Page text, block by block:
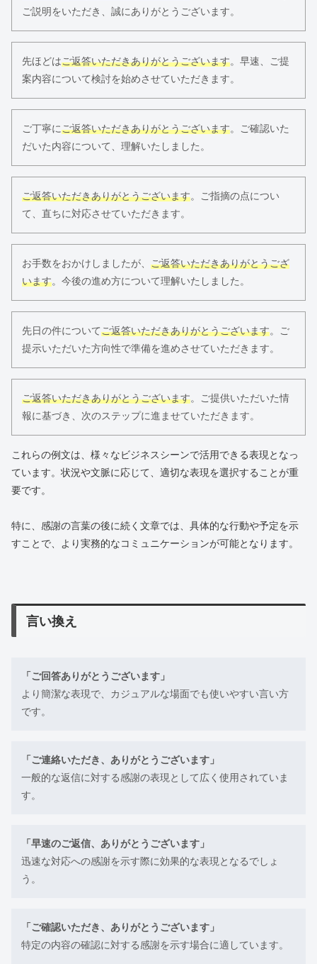
ご説明をいただき、誠にありがとうございます。
先ほどはご返答いただきありがとうございます。早速、ご提
案内容について検討を始めさせていただきます。
ご丁寧にご返答いただきありがとうございます。ご確認いた
だいた内容について、理解いたしました。
ご返答いただきありがとうございます。ご指摘の点につい
て、直ちに対応させていただきます。
お手数をおかけしましたが、 ご返答いただきありがとうござ
います。今後の進め方について理解いたしました。
先日の件についてご返答いただきありがとうございます。ご
提示いただいた方向性で準備を進めさせていただきます。
ご返答いただきありがとうございます。ご提供いただいた情
報に基づき、次のステップに進ませていただきます。
これらの例文は、様々なビジネスシーンで活用できる表現となっ
ています。状況や文脈に応じて、適切な表現を選択することが重
要です。
特に、感謝の言葉の後に続く文章では、具体的な行動や予定を示
すことで、より実務的なコミュニケーションが可能となります。
言い換え
「ご回答ありがとうございます」
より簡潔な表現で、カジュアルな場面でも使いやすい言い方
です。
「ご連絡いただき、ありがとうございます」
一般的な返信に対する感謝の表現として広く使用されていま
す。
「早速のご返信、ありがとうございます」
迅速な対応への感謝を示す際に効果的な表現となるでしょ
う。
「ご確認いただき、ありがとうございます」
特定の内容の確認に対する感謝を示す場合に適しています。